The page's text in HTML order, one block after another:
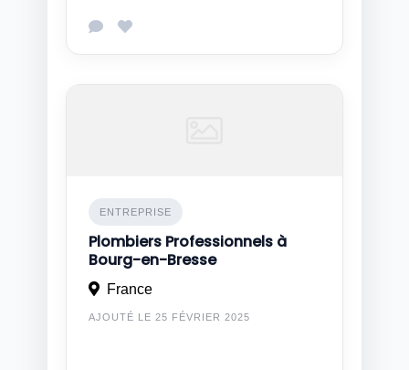
ENTREPRISE
Plombiers Professionnels à
Bourg-en-Bresse
France
AJOUTÉ LE 25 FÉVRIER 2025